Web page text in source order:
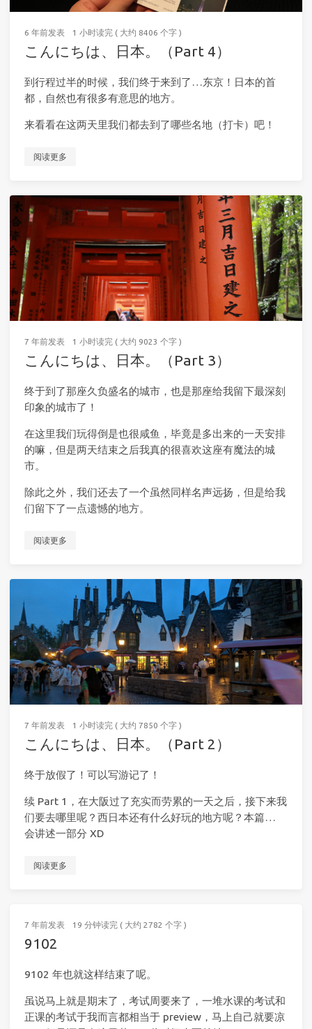
6 年前发表 1 小时读完 ( 大约 8406 个字 )
こんにちは、日本。（Part 4）
到行程过半的时候，我们终于来到了…东京！日本的首
都，自然也有很多有意思的地方。
来看看在这两天里我们都去到了哪些名地（打卡）吧！
阅读更多
7 年前发表 1 小时读完 ( 大约 9023 个字 )
こんにちは、日本。（Part 3）
终于到了那座久负盛名的城市，也是那座给我留下最深刻
印象的城市了！
在这里我们玩得倒是也很咸鱼，毕竟是多出来的一天安排
的嘛，但是两天结束之后我真的很喜欢这座有魔法的城
市。
除此之外，我们还去了一个虽然同样名声远扬，但是给我
们留下了一点遗憾的地方。
阅读更多
7 年前发表 1 小时读完 ( 大约 7850 个字 )
こんにちは、日本。（Part 2）
终于放假了！可以写游记了！
续 Part 1，在大阪过了充实而劳累的一天之后，接下来我
们要去哪里呢？西日本还有什么好玩的地方呢？本篇…
会讲述一部分 XD
阅读更多
7 年前发表 19 分钟读完 ( 大约 2782 个字 )
9102
9102 年也就这样结束了呢。
虽说马上就是期末了，考试周要来了，一堆水课的考试和
正课的考试于我而言都相当于 preview，马上自己就要凉